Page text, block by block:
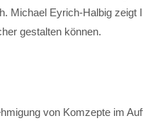
Michael Eyrich-Halbig zeigt
gestalten können.
von Komzepte im